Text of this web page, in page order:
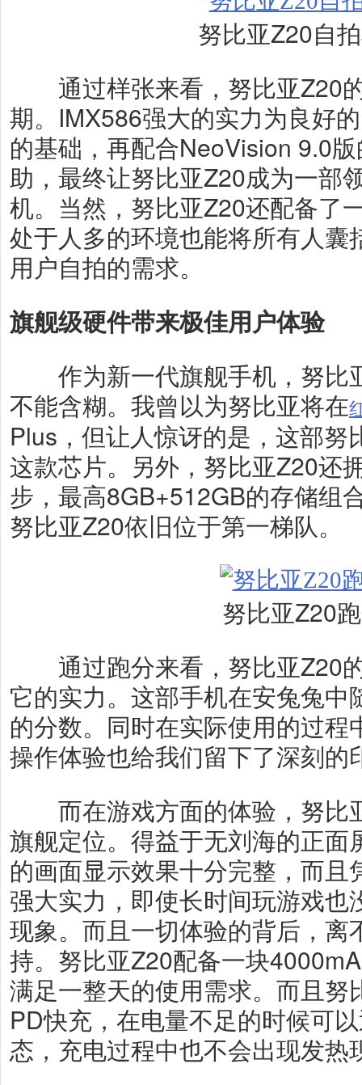
努比亚Z20自
通过样张来看，努比亚Z20
期。IMX586强大的实力为良好
的基础，再配合NeoVision 9.0
助，最终让努比亚Z20成为一部
机。当然，努比亚Z20还配备了
处于人多的环境也能将所有人囊
用户自拍的需求。
旗舰级硬件带来极佳用户体验
作为新一代旗舰手机，努比
不能含糊。我曾以为努比亚将在
Plus，但让人惊讶的是，这部努
这款芯片。另外，努比亚Z20还
步，最高8GB+512GB的存储组
努比亚Z20依旧位于第一梯队。
努比亚Z20
通过跑分来看，努比亚Z20
它的实力。这部手机在安兔兔
的分数。同时在实际使用的过程
操作体验也给我们留下了深刻的
而在游戏方面的体验，努比
旗舰定位。得益于无刘海的正面
的画面显示效果十分完整，而
强大实力，即使长时间玩游戏也
现象。而且一切体验的背后，离
持。努比亚Z20配备一块
满足一整天的使用需求。而且努
PD快充，在电量不足的时候可
态，充电过程中也不会出现发热